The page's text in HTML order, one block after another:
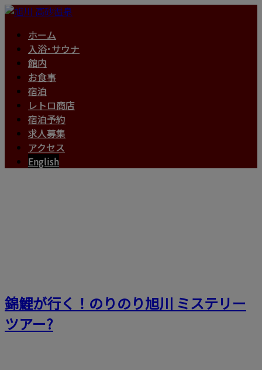
ホーム
入浴･サウナ
館内
お食事
宿泊
レトロ商店
宿泊予約
求人募集
アクセス
English
錦鯉が行く！のりのり旭川 ミステリー
ツアー?